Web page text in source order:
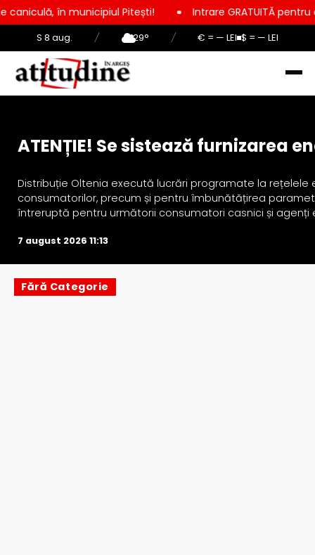
S 8 aug. / 29° / € = — LEI $ = — LEI
în municipiul Pitești! Intrare GRATUITĂ pentru copii,
ATENȚIE! Se sistează furnizarea
Distribuție Oltenia execută lucrări programate la
consumatorilor, precum și pentru îmbunătățirea
întreruptă pentru următorii consumatori casnici și agenți
7 august 2026 11:13
Fără Categorie